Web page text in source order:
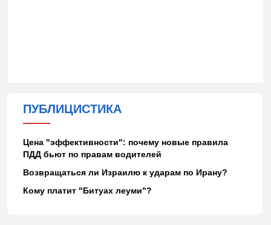
ПУБЛИЦИСТИКА
Цена "эффективности": почему новые правила
ПДД бьют по правам водителей
Возвращаться ли Израилю к ударам по Ирану?
Кому платит "Битуах леуми"?